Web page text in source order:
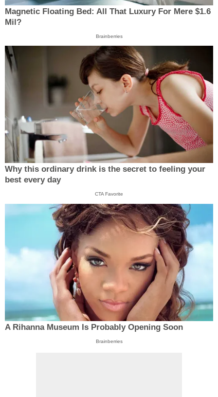
Magnetic Floating Bed: All That Luxury For Mere $1.6
Mil?
Brainberries
Why this ordinary drink is the secret to feeling your
best every day
CTA Favorite
A Rihanna Museum Is Probably Opening Soon
Brainberries